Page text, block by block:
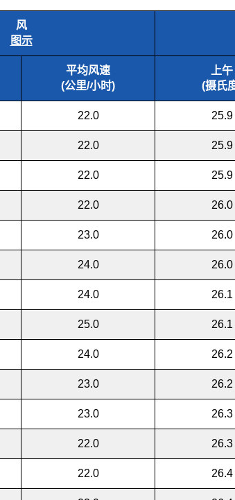
风
图示
平均风速
(公里/小时)
上午
(摄氏
22.0 25.9
22.0 25.9
22.0 25.9
22.0 26.0
23.0 26.0
24.0 26.0
24.0 26.1
25.0 26.1
24.0 26.2
23.0 26.2
23.0 26.3
22.0 26.3
22.0 26.4